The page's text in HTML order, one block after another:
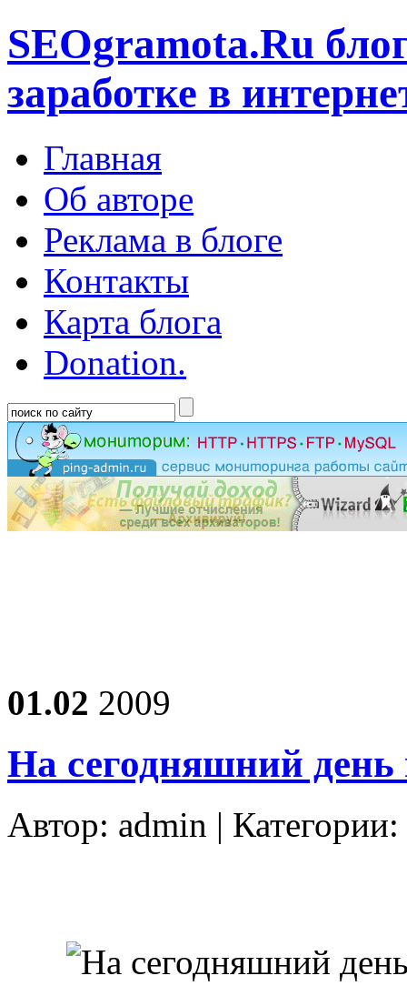
SEOgramota.Ru
заработке в
Главная
Об авторе
Реклама в блоге
Контакты
Карта блога
Donation.
01.02 2009
На сегодняшний
Автор: admin | Категории: